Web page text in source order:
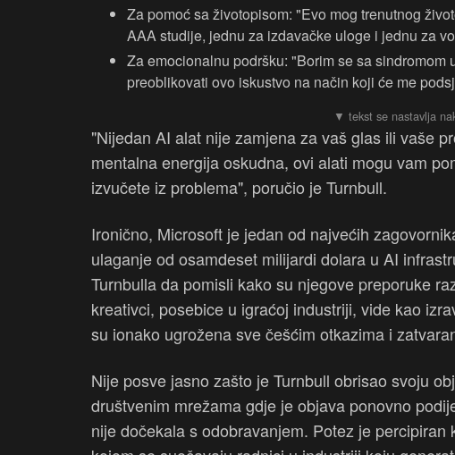
Za pomoć sa životopisom: "Evo mog trenutnog
AAA studije, jednu za izdavačke uloge i jednu za
Za emocionalnu podršku: "Borim se sa
preoblikovati ovo iskustvo na način koji će me
"Nijedan AI alat nije zamjena za vaš glas ili vaše
mentalna energija oskudna, ovi alati mogu vam
izvučete iz problema", poručio je Turnbull.
Ironično, Microsoft je jedan od najvećih
ulaganje od osamdeset milijardi dolara u AI
Turnbulla da pomisli kako su njegove preporuke
kreativci, posebice u igraćoj industriji, vide kao
su ionako ugrožena sve češćim otkazima i
Nije posve jasno zašto je Turnbull obrisao svoju
društvenim mrežama gdje je objava ponovno
nije dočekala s odobravanjem. Potez je